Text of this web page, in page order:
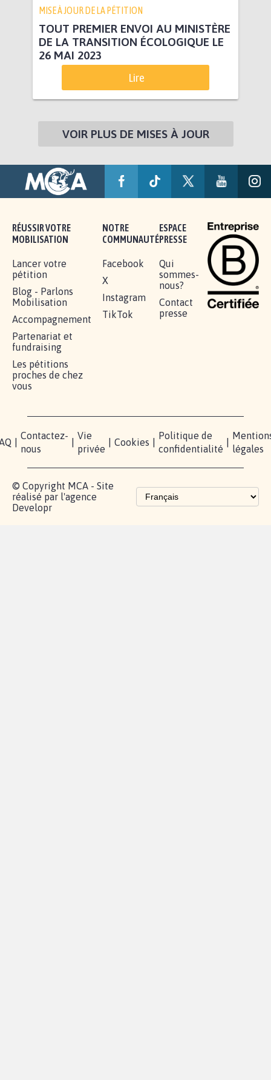
MISE À JOUR DE LA PÉTITION
TOUT PREMIER ENVOI AU MINISTÈRE
DE LA TRANSITION ÉCOLOGIQUE LE
26 MAI 2023
Lire
VOIR PLUS DE MISES À JOUR
RÉUSSIR VOTRE
MOBILISATION
Lancer votre
pétition
Blog - Parlons
Mobilisation
Accompagnement
Partenariat et
fundraising
Les pétitions
proches de chez
vous
NOTRE
COMMUNAUTÉ
Facebook
X
Instagram
TikTok
ESPACE
PRESSE
Qui
sommes-
nous?
Contact
presse
Contactez-
nous
Vie
privée
Cookies
Politique de
confidentialité
légales
© Copyright MCA - Site
réalisé par l'agence
Developr